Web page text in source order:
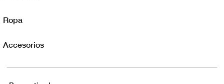
Ropa
Accesorios